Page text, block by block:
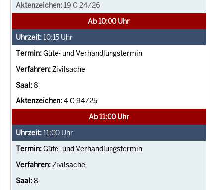
19 C 24/26
Ab 10:00 Uhr
10:15 Uhr
Güte- und Verhandlungstermin
Zivilsache
8
4 C 94/25
Ab 11:00 Uhr
11:00 Uhr
Güte- und Verhandlungstermin
Zivilsache
8